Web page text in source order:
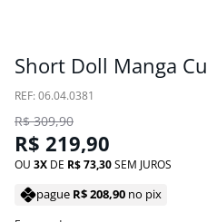
Short Doll Manga
: 06.04.0381
R$ 309,90
R$ 219,90
OU 3 DE R$73,30SEM JUROS
pague R$208,90 no pix